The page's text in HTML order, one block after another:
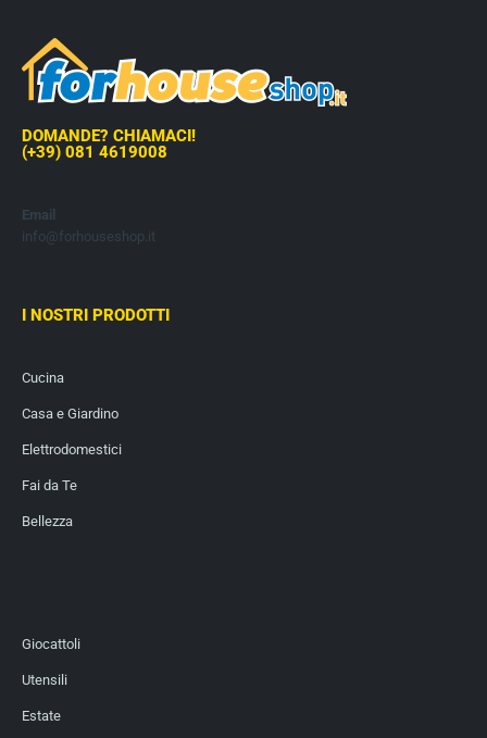
DOMANDE? CHIAMACI!
(+39) 081 4619008
Email
info@forhouseshop.it
I NOSTRI PRODOTTI
Cucina
Casa e Giardino
Elettrodomestici
Fai da Te
Bellezza
Giocattoli
Utensili
Estate